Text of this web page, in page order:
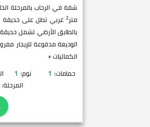
شقة في الرحاب بالمرحلة
متر2
بالطابق الأرضي تشمل حديقة
الكماليات +
حمامات: 1 نوم: 1
المرحلة: